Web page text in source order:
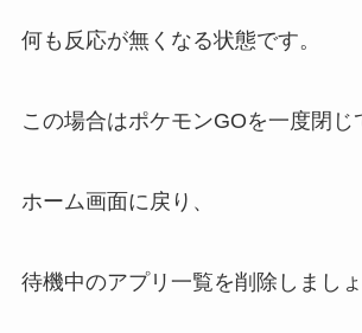
何も反応が無くなる状態です。
この場合はポケモンGOを一度閉じ
ホーム画面に戻り、
待機中のアプリ一覧を削除しましょ